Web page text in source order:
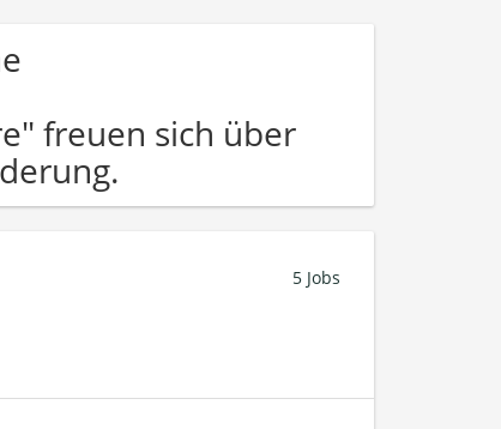
freuen sich über
5 Jobs